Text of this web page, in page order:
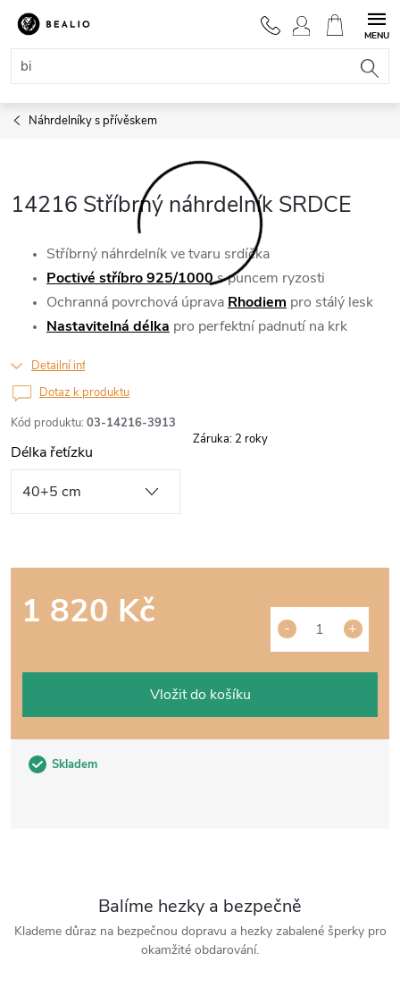
Přejít
obsah
NÁKUPNÍ
KOŠÍK
Náhrdelníky s přívěskem
14216 Stříbrný náhrdelník SRDCE
Kód produktu: 03-14216-3913
Stříbrný náhrdelník ve tvaru srdíčka
Poctivé stříbro 925/1000s puncem ryzosti
Ochranná povrchová úprava Rhodiem pro stálý lesk
Nastavitelná délka pro perfektní padnutí na krk
Detailní informace
Délka řetízku
Skladem
1 820 Kč
Vložit do košíku
Dotaz k produktu
Záruka: 2 roky
Balíme hezky a bezpečně
Klademe důraz na bezpečnou dopravu a hezky zabalené šperky pro
okamžité obdarování.